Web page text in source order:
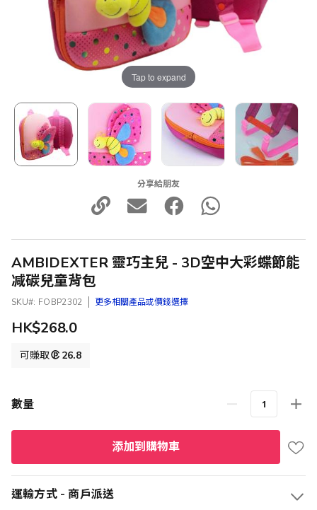
Tap to expand
分享給朋友
AMBIDEXTER 靈巧主兒 - 3D空中大彩蝶節能
减碳兒童背包
SKU FOBP2302 更多相關產品或價錢選擇
HK$268.0
可賺取 26.8
數量
添加到購物車
運輸方式 - 商戶派送